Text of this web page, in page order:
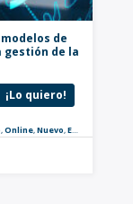
de
gestión de la
¡Lo quiero!
,Online,Nuevo,Enfermeras